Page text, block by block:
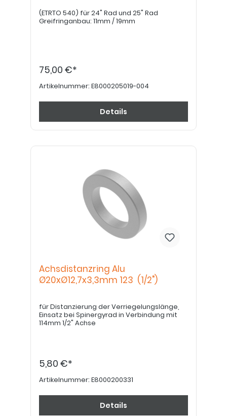
(ETRTO 540) für 24" Rad und 25" Rad
Greifringanbau: 11mm / 19mm
75,00 €*
Artikelnummer: E8000205019-004
Details
Achsdistanzring Alu
Ø20xØ12,7x3,3mm 123 (1/2")
für Distanzierung der Verriegelungslänge,
Einsatz bei Spinergyrad in Verbindung mit
114mm 1/2" Achse
5,80 €*
Artikelnummer: E8000200331
Details